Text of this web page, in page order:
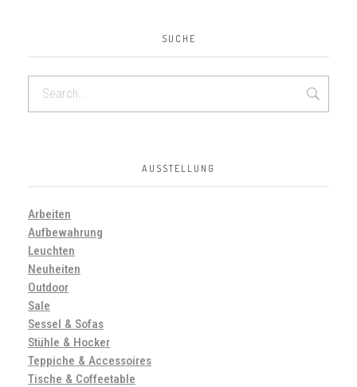
SUCHE
AUSSTELLUNG
Arbeiten
Aufbewahrung
Leuchten
Neuheiten
Outdoor
Sale
Sessel & Sofas
Stühle & Hocker
Teppiche & Accessoires
Tische & Coffeetable